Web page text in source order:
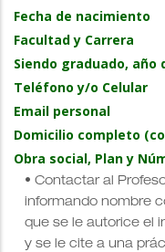
Fecha de nacimiento
Facultad y Carrera
Siendo graduado, año
Teléfono y/o Celular
Email personal
Domicilio completo
Obra social, Plan y
• Contactar al
informando nombre
que se le autorice el
y se le cite a una